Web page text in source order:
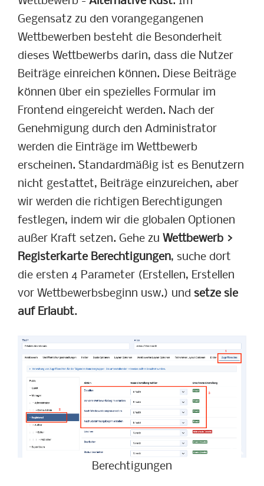
Gegensatz zu den vorangegangenen
Wettbewerben besteht die Besonderheit
dieses Wettbewerbs darin, dass die Nutzer
Beiträge einreichen können. Diese Beiträge
können über ein spezielles Formular im
Frontend eingereicht werden. Nach der
Genehmigung durch den Administrator
werden die Einträge im Wettbewerb
erscheinen. Standardmäßig ist es Benutzern
nicht gestattet, Beiträge einzureichen, aber
wir werden die richtigen Berechtigungen
festlegen, indem wir die globalen Optionen
außer Kraft setzen. Gehe zu Wettbewerb >
Registerkarte Berechtigungen, suche dort
die ersten 4 Parameter (Erstellen, Erstellen
vor Wettbewerbsbeginn usw.) und setze sie
auf Erlaubt.
Berechtigungen